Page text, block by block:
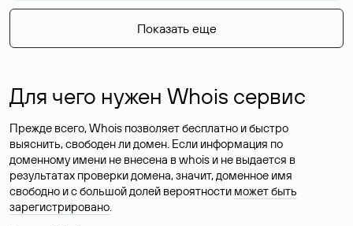
Показать еще
Для чего нужен Whois сервис
Прежде всего, Whois позволяет бесплатно и быстро
выяснить, свободен ли домен. Если информация по
доменному имени не внесена в whois и не выдается в
результатах проверки домена, значит, доменное имя
свободно и с большой долей вероятности может быть
зарегистрировано.